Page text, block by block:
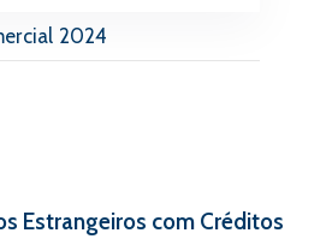
2024
Estrangeiros com Créditos